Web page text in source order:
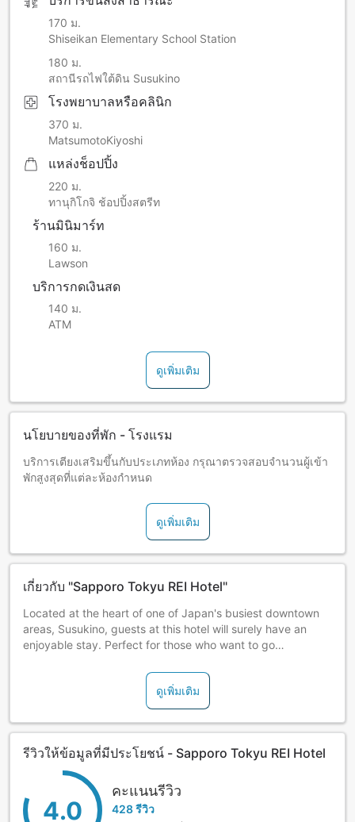
Furthermore, guests using electrical equipment (such as
computers) are requested to unplug them from power
outlets during the above time period.
Change in Service Closing Time
Parking Lot - Morning 00:50 - 06:00 (service closing time)
Vending machines, VOD card vending machines, coin
laundry facilities on all floors -
Morning 00:50 - 05:30 (not available for use)
Massage - Morning 00:30 (closing time)
*Pay TV - Morning 00:30 (closing time)
170 ม.
Shiseikan Elementary School Station
180 ม.
สถานีรถไฟใต้ดิน Susukino
โรงพยาบาลหรือคลินิก
370 ม.
MatsumotoKiyoshi
แหล่งช็อปปิ้ง
220 ม.
ทานุกิโกจิ ช้อปปิ้งสตรีท
ร้านมินิมาร์ท
160 ม.
Lawson
บริการกดเงินสด
140 ม.
ATM
ดูเพิ่มเติม
นโยบายของที่พัก - โรงแรม
บริการเตียงเสริมขึ้นกับประเภทห้อง กรุณาตรวจสอบจำนวนผู้เข้า
พักสูงสุดที่แต่ละห้องกำหนด
ดูเพิ่มเติม
เกี่ยวกับ "Sapporo Tokyu REI Hotel"
Located at the heart of one of Japan's busiest downtown
areas, Susukino, guests at this hotel will surely have an
enjoyable stay. Perfect for those who want to go
ดูเพิ่มเติม
รีวิวให้ข้อมูลที่มีประโยชน์ - Sapporo Tokyu REI Hotel
4.0
คะแนนรีวิว
428 รีวิว